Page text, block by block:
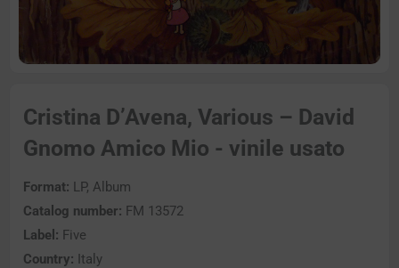
Cristina D’Avena, Various – David
Gnomo Amico Mio - vinile usato
Format: LP, Album
Catalog number: FM 13572
Label: Five
Country: Italy